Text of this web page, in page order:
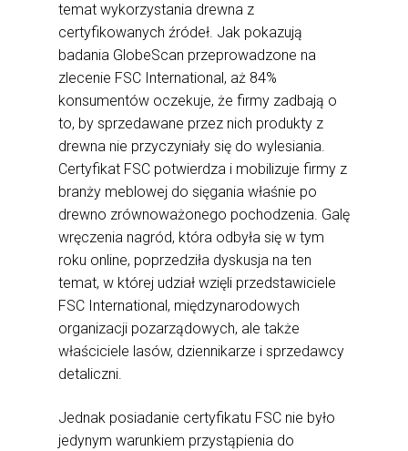
temat wykorzystania drewna z
certyfikowanych źródeł. Jak pokazują
badania GlobeScan przeprowadzone na
zlecenie FSC International, aż 84%
konsumentów oczekuje, że firmy zadbają o
to, by sprzedawane przez nich produkty z
drewna nie przyczyniały się do wylesiania.
Certyfikat FSC potwierdza i mobilizuje firmy z
branży meblowej do sięgania właśnie po
drewno zrównoważonego pochodzenia. Galę
wręczenia nagród, która odbyła się w tym
roku online, poprzedziła dyskusja na ten
temat, w której udział wzięli przedstawiciele
FSC International, międzynarodowych
organizacji pozarządowych, ale także
właściciele lasów, dziennikarze i sprzedawcy
detaliczni.
Jednak posiadanie certyfikatu FSC nie było
jedynym warunkiem przystąpienia do